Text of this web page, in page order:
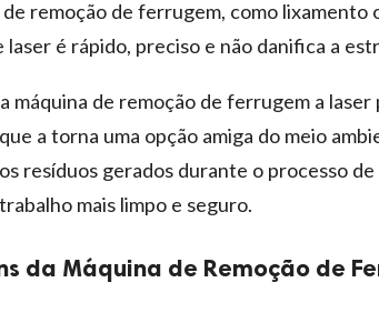
remoção de ferrugem, como lixamento
laser é rápido, preciso e não danifica a
máquina de remoção de ferrugem a
a torna uma opção amiga do meio
resíduos gerados durante o processo de
mais limpo e seguro.
da Máquina de Remoção de